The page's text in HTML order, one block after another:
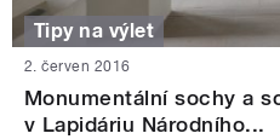
Tipy na výlet
2. červen 2016
Monumentální sochy a
v Lapidáriu Národního...